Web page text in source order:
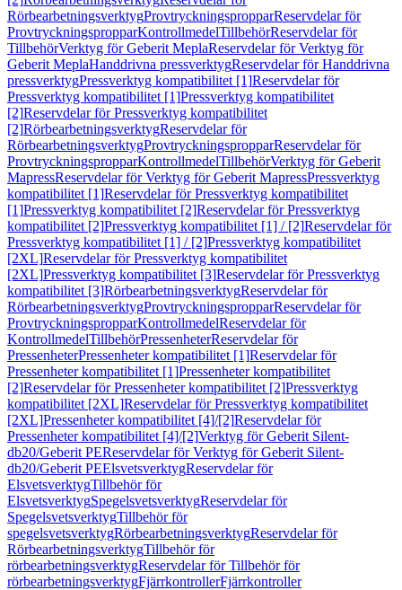
RörbearbetningsverktygProvtryckningspropparReservdelar för
ProvtryckningspropparKontrollmedelTillbehörReservdelar för
TillbehörVerktyg för Geberit MeplaReservdelar för Verktyg för
Geberit MeplaHanddrivna pressverktygReservdelar för Handdrivna
pressverktygPressverktyg kompatibilitet [1]Reservdelar för
Pressverktyg kompatibilitet [1]Pressverktyg kompatibilitet
[2]Reservdelar för Pressverktyg kompatibilitet
[2]RörbearbetningsverktygReservdelar för
RörbearbetningsverktygProvtryckningspropparReservdelar för
ProvtryckningspropparKontrollmedelTillbehörVerktyg för Geberit
MapressReservdelar för Verktyg för Geberit MapressPressverktyg
kompatibilitet [1]Reservdelar för Pressverktyg kompatibilitet
[1]Pressverktyg kompatibilitet [2]Reservdelar för Pressverktyg
kompatibilitet [2]Pressverktyg kompatibilitet [1] / [2]Reservdelar för
Pressverktyg kompatibilitet [1] / [2]Pressverktyg kompatibilitet
[2XL]Reservdelar för Pressverktyg kompatibilitet
[2XL]Pressverktyg kompatibilitet [3]Reservdelar för Pressverktyg
kompatibilitet [3]RörbearbetningsverktygReservdelar för
RörbearbetningsverktygProvtryckningspropparReservdelar för
ProvtryckningspropparKontrollmedelReservdelar för
KontrollmedelTillbehörPressenheterReservdelar för
PressenheterPressenheter kompatibilitet [1]Reservdelar för
Pressenheter kompatibilitet [1]Pressenheter kompatibilitet
[2]Reservdelar för Pressenheter kompatibilitet [2]Pressverktyg
kompatibilitet [2XL]Reservdelar för Pressverktyg kompatibilitet
[2XL]Pressenheter kompatibilitet [4]/[2]Reservdelar för
Pressenheter kompatibilitet [4]/[2]Verktyg för Geberit Silent-
db20/Geberit PEReservdelar för Verktyg för Geberit Silent-
db20/Geberit PEElsvetsverktygReservdelar för
ElsvetsverktygTillbehör för
ElsvetsverktygSpegelsvetsverktygReservdelar för
SpegelsvetsverktygTillbehör för
spegelsvetsverktygRörbearbetningsverktygReservdelar för
RörbearbetningsverktygTillbehör för
rörbearbetningsverktygReservdelar för Tillbehör för
rörbearbetningsverktygFjärrkontrollerFjärrkontroller